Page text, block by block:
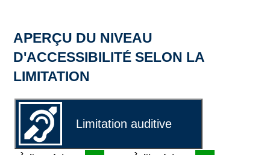
APERÇU DU NIVEAU
D'ACCESSIBILITÉ SELON LA
LIMITATION
Limitation auditive